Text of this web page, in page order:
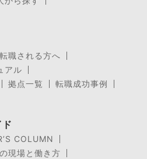
職される方へ
アル
拠点一覧
転職成功事例
COLUMN
現場と働き方